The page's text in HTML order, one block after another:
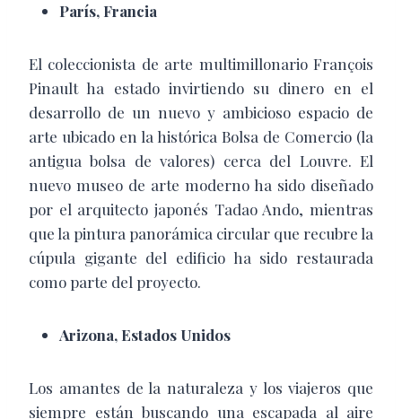
París, Francia
El coleccionista de arte multimillonario François
Pinault ha estado invirtiendo su dinero en el
desarrollo de un nuevo y ambicioso espacio de
arte ubicado en la histórica Bolsa de Comercio (la
antigua bolsa de valores) cerca del Louvre. El
nuevo museo de arte moderno ha sido diseñado
por el arquitecto japonés Tadao Ando, mientras
que la pintura panorámica circular que recubre la
cúpula gigante del edificio ha sido restaurada
como parte del proyecto.
Arizona, Estados Unidos
Los amantes de la naturaleza y los viajeros que
siempre están buscando una escapada al aire